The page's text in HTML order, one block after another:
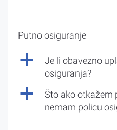
Putno osiguranje
a
Je li obavezno
osiguranja?
a
Što ako otkažem
nemam policu